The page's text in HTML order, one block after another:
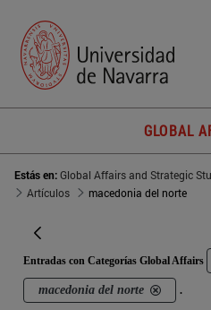
GLOBAL
Estás en:Global Affairs and Strategic
Artículos
macedonia del norte
Entradas con Categorías Global Affairs
macedonia del norte .